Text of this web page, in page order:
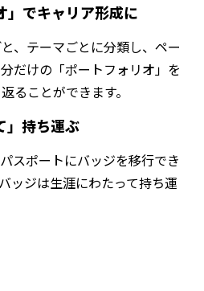
」でキャリア形成に
、テーマごとに分類し、ペー
だけの「ポートフォリオ」を
ることができます。
」持ち運ぶ
スポートにバッジを移行でき
ッジは生涯にわたって持ち運